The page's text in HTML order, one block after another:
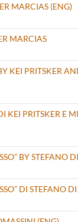
MARCIAS (ENG)
MARCIAS
KEI PRITSKER
KEI PRITSKER E
BY STEFANO
DI STEFANO